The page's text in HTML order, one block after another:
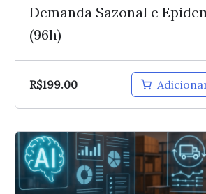
Demanda Sazonal e
(96h)
R$199.00